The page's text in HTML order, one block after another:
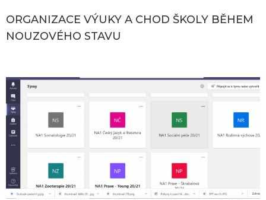
ORGANIZACE VÝUKY A CHOD ŠKOLY BĚHEM
NOUZOVÉHO STAVU